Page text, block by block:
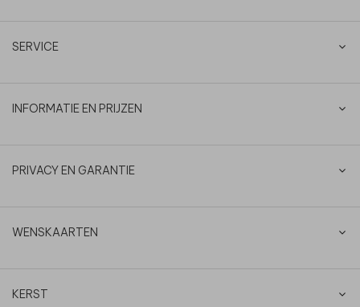
SERVICE
INFORMATIE EN PRIJZEN
PRIVACY EN GARANTIE
WENSKAARTEN
KERST